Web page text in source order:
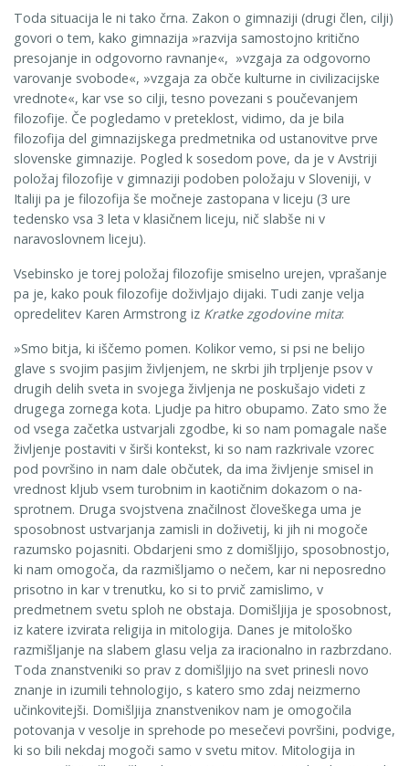
Toda situacija le ni tako črna. Zakon o gimnaziji (drugi člen, cilji)
govori o tem, kako gimnazija »razvija samostojno kritično
presojanje in odgovorno ravnanje«, »vzgaja za odgovorno
varovanje svobode«, »vzgaja za obče kulturne in civilizacijske
vrednote«, kar vse so cilji, tesno povezani s poučevanjem
filozofije. Če pogledamo v preteklost, vidimo, da je bila
filozofija del gimnazijskega predmetnika od usta­novitve prve
slovenske gimnazije. Pogled k sosedom pove, da je v Avstriji
položaj filozofije v gimnaziji podoben položaju v Sloveniji, v
Italiji pa je filozofija še moč­neje zastopana v liceju (3 ure
tedensko vsa 3 leta v klasičnem liceju, nič slabše ni v
naravoslovnem liceju).
Vsebinsko je torej položaj filozofije smiselno urejen, vprašanje
pa je, kako pouk filozofije doživljajo dijaki. Tudi zanje velja
opredelitev Karen Armstrong iz Kratke zgodovine mita:
»Smo bitja, ki iščemo pomen. Kolikor vemo, si psi ne belijo
glave s svojim pasjim življenjem, ne skrbi jih trpljenje psov v
drugih delih sveta in svojega življenja ne poskušajo videti z
drugega zornega kota. Ljudje pa hitro obupamo. Zato smo že
od vsega začetka ustvarjali zgodbe, ki so nam pomagale naše
življenje postaviti v širši kontekst, ki so nam razkrivale vzorec
pod površino in nam dale občutek, da ima življenje smisel in
vrednost kljub vsem turobnim in kaotičnim dokazom o na­
sprotnem. Druga svojstvena značilnost človeškega uma je
sposobnost ustvarjanja zamisli in doživetij, ki jih ni mogoče
razumsko pojasniti. Obdarjeni smo z domiš­ljijo, sposobnostjo,
ki nam omogoča, da razmišljamo o nečem, kar ni neposredno
prisotno in kar v trenutku, ko si to prvič zamislimo, v
predmetnem svetu sploh ne obstaja. Domišljija je sposobnost,
iz katere izvirata religija in mitologija. Danes je mitološko
razmišljanje na slabem glasu velja za iracionalno in razbrzdano.
Toda znanstveniki so prav z domišljijo na svet prinesli novo
znanje in izumili tehnolo­gijo, s katero smo zdaj neizmerno
učinkovitejši. Domišljija znanstvenikov nam je omogočila
potovanja v vesolje in sprehode po mesečevi površini, podvige,
ki so bili nekdaj mogoči samo v svetu mitov. Mitologija in